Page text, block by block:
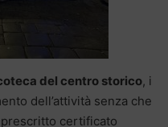
del centro storico, i
dell’attività senza che
certificato